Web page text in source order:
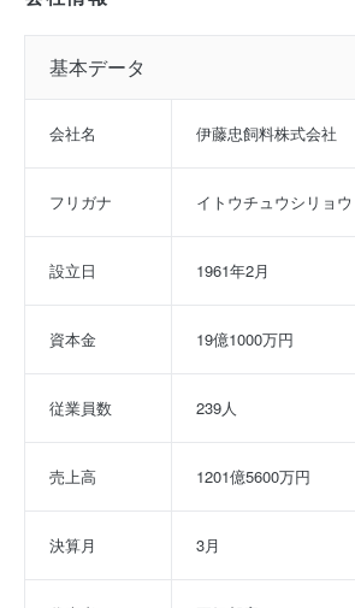
基本データ
会社名 伊藤忠飼料株式会社
フリガナ イトウチュウシリョウ
設立日 1961年2月
資本金 19億1000万円
従業員数 239人
売上高 1201億5600万円
決算月 3月